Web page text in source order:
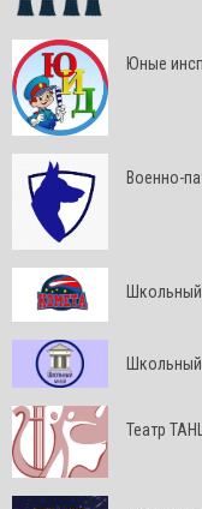
Юные
Военно-
Театр